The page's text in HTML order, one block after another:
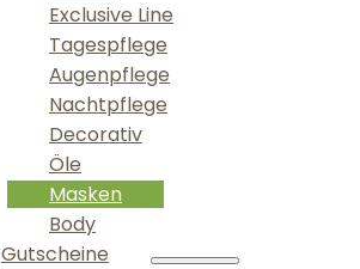
Exclusive Line
Tagespflege
Augenpflege
Nachtpflege
Decorativ
Öle
Masken
Body
Gutscheine